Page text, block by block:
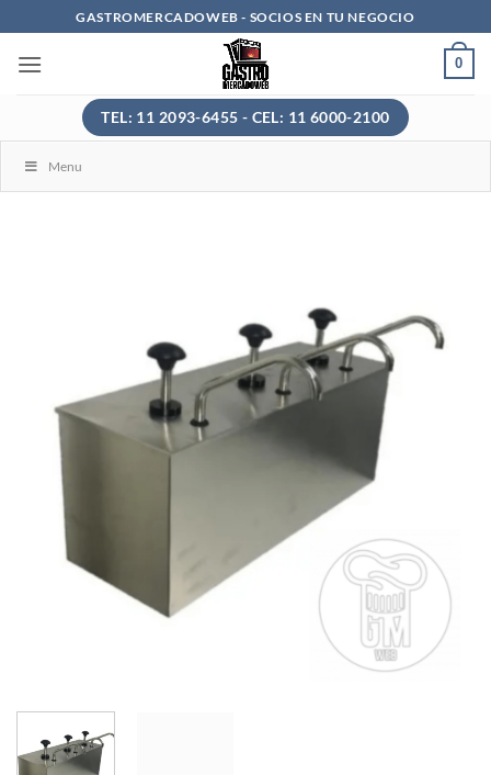
al
contenido
GASTROMERCADOWEB - SOCIOS EN TU NEGOCIO
0
TEL: 11 2093-6455 - CEL: 11 6000-2100
Menu